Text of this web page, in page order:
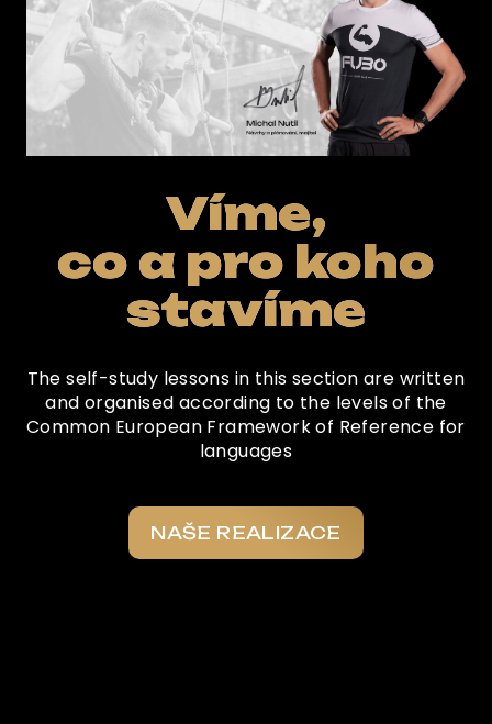
Víme,
co a pro koho
stavíme
The self-study lessons in this section are written
and organised according to the levels of the
Common European Framework of Reference for
languages
NAŠE REALIZACE